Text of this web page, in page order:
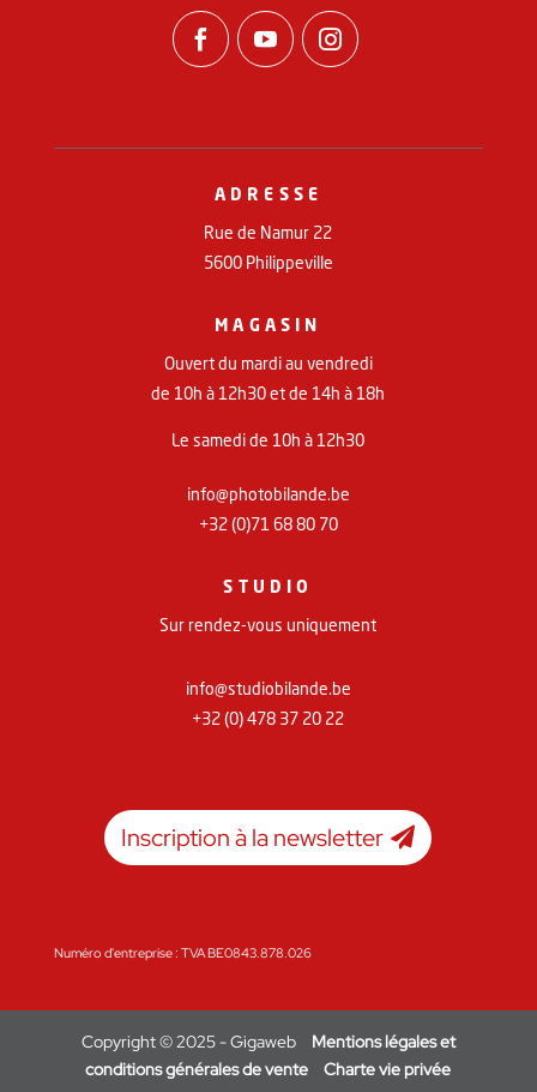
  
ADRESSE
Rue de Namur 22
5600 Philippeville
MAGASIN
Ouvert du mardi au vendredi
de 10h à 12h30 et de 14h à 18h
Le samedi de 10h à 12h30
info@photobilande.be
+32 (0)71 68 80 70
STUDIO
Sur rendez-vous uniquement
info@studiobilande.be
+32 (0) 478 37 20 22
Inscription à la newsletter
Numéro d'entreprise : TVA BE0843.878.026
Copyright © 2025 - Gigaweb
Mentions légales et
conditions générales de vente
Charte vie privée